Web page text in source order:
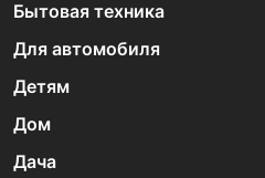
Бытовая техника
Для автомобиля
Детям
Дом
Дача